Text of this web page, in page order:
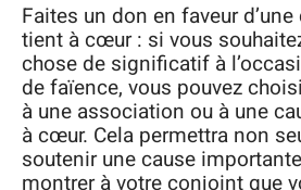
Faites un don en faveur
tient à cœur : si vous
chose de significatif à
de faïence, vous pouvez
à une association ou à une
à cœur. Cela permettra non
soutenir une cause
montrer à votre conjoint que